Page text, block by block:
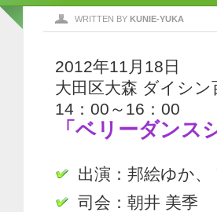
WRITTEN BY KUNIE-YUKA
2012年11月18日
大田区大森 ダイシ
14：00～16：00
「ベリーダンス
出演：邦絵ゆか
司会：朝井 美季